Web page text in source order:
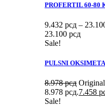
PROFERTIL 60-80
9.432 рсд –
23.100 рсд
Sale!
PULSNI
8.978рсд
8.978 рсд.7.458
Sale!